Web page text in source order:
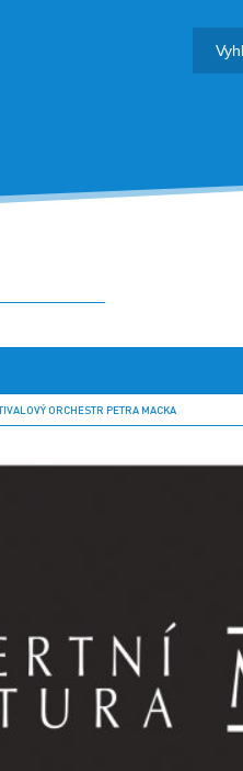
ORCHESTR PETRA MACKA